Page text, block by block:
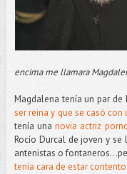
encima me llamara
Magdalena tenía un par de
ser reina y que se casó con
tenía unanovia actriz
Rocío Durcal de joven y
antenistas o
tenía cara de estar contento